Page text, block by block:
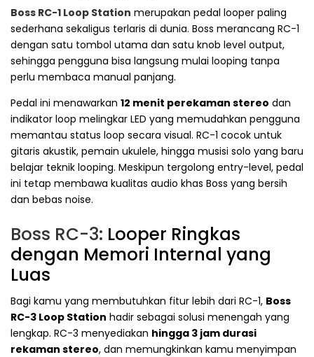
Boss RC-1 Loop Station merupakan pedal looper paling
sederhana sekaligus terlaris di dunia. Boss merancang RC-1
dengan satu tombol utama dan satu knob level output,
sehingga pengguna bisa langsung mulai looping tanpa
perlu membaca manual panjang.
Pedal ini menawarkan 12 menit perekaman stereo dan
indikator loop melingkar LED yang memudahkan pengguna
memantau status loop secara visual. RC-1 cocok untuk
gitaris akustik, pemain ukulele, hingga musisi solo yang baru
belajar teknik looping. Meskipun tergolong entry-level, pedal
ini tetap membawa kualitas audio khas Boss yang bersih
dan bebas noise.
Boss RC-3: Looper Ringkas
dengan Memori Internal yang
Luas
Bagi kamu yang membutuhkan fitur lebih dari RC-1, Boss
RC-3 Loop Station hadir sebagai solusi menengah yang
lengkap. RC-3 menyediakan hingga 3 jam durasi
rekaman stereo, dan memungkinkan kamu menyimpan